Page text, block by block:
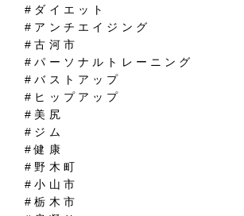
#ダイエット
#アンチエイジング
#古河市
#パーソナルトレーニング
#バストアップ
#ヒップアップ
#美尻
#ジム
#健康
#野木町
#小山市
#栃木市